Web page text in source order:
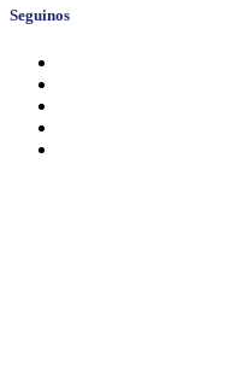
Seguinos